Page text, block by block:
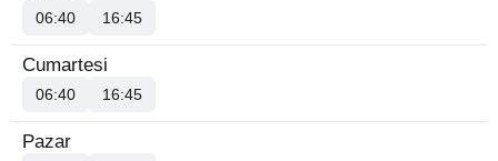
06:40 16:45
Cumartesi
06:40 16:45
Pazar